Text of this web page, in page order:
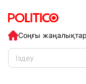
Соңғы жаңалықтар